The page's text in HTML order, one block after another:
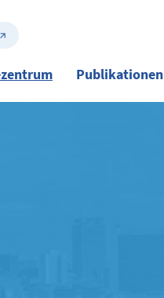
Publikationen